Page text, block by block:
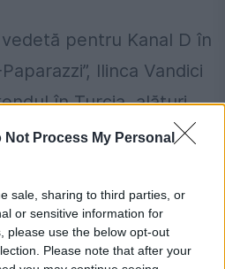
Not Process My Personal
sale, sharing to third parties, or
or sensitive information for
please use the below opt-out
Please note that after your
pentru Kanal D în
Ilinca Vandici
în Turcia, alături
din cadrul trustului,